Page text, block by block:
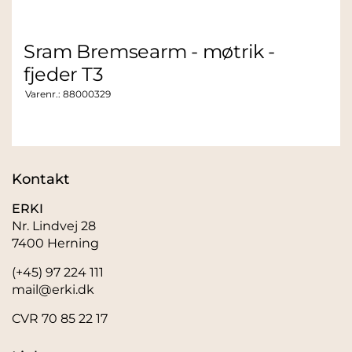
Sram Bremsearm - møtrik -
fjeder T3
Varenr.: 88000329
Kontakt
ERKI
Nr. Lindvej 28
7400 Herning
(+45) 97 224 111
mail@erki.dk
CVR 70 85 22 17